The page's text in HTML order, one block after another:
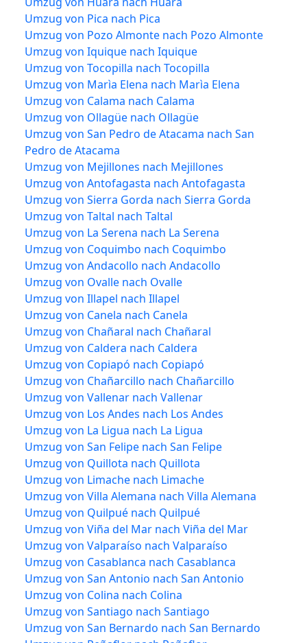
Umzug von Pica nach Pica
Umzug von Pozo Almonte nach Pozo Almonte
Umzug von Iquique nach Iquique
Umzug von Tocopilla nach Tocopilla
Umzug von Marìa Elena nach Marìa Elena
Umzug von Calama nach Calama
Umzug von Ollagüe nach Ollagüe
Umzug von San Pedro de Atacama nach San
Pedro de Atacama
Umzug von Mejillones nach Mejillones
Umzug von Antofagasta nach Antofagasta
Umzug von Sierra Gorda nach Sierra Gorda
Umzug von Taltal nach Taltal
Umzug von La Serena nach La Serena
Umzug von Coquimbo nach Coquimbo
Umzug von Andacollo nach Andacollo
Umzug von Ovalle nach Ovalle
Umzug von Illapel nach Illapel
Umzug von Canela nach Canela
Umzug von Chañaral nach Chañaral
Umzug von Caldera nach Caldera
Umzug von Copiapó nach Copiapó
Umzug von Chañarcillo nach Chañarcillo
Umzug von Vallenar nach Vallenar
Umzug von Los Andes nach Los Andes
Umzug von La Ligua nach La Ligua
Umzug von San Felipe nach San Felipe
Umzug von Quillota nach Quillota
Umzug von Limache nach Limache
Umzug von Villa Alemana nach Villa Alemana
Umzug von Quilpué nach Quilpué
Umzug von Viña del Mar nach Viña del Mar
Umzug von Valparaíso nach Valparaíso
Umzug von Casablanca nach Casablanca
Umzug von San Antonio nach San Antonio
Umzug von Colina nach Colina
Umzug von Santiago nach Santiago
Umzug von San Bernardo nach San Bernardo